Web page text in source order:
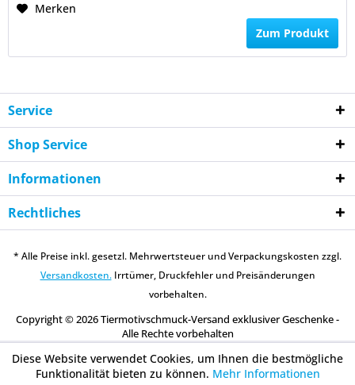
Merken
Zum Produkt
Service
Shop Service
Informationen
Rechtliches
* Alle Preise inkl. gesetzl. Mehrwertsteuer und Verpackungskosten zzgl.
Versandkosten.Irrtümer, Druckfehler und Preisänderungen
vorbehalten.
Copyright © 2026 Tiermotivschmuck-Versand exklusiver Geschenke -
Alle Rechte vorbehalten
Diese Website verwendet Cookies, um Ihnen die bestmögliche
Funktionalität bieten zu können. Mehr Informationen